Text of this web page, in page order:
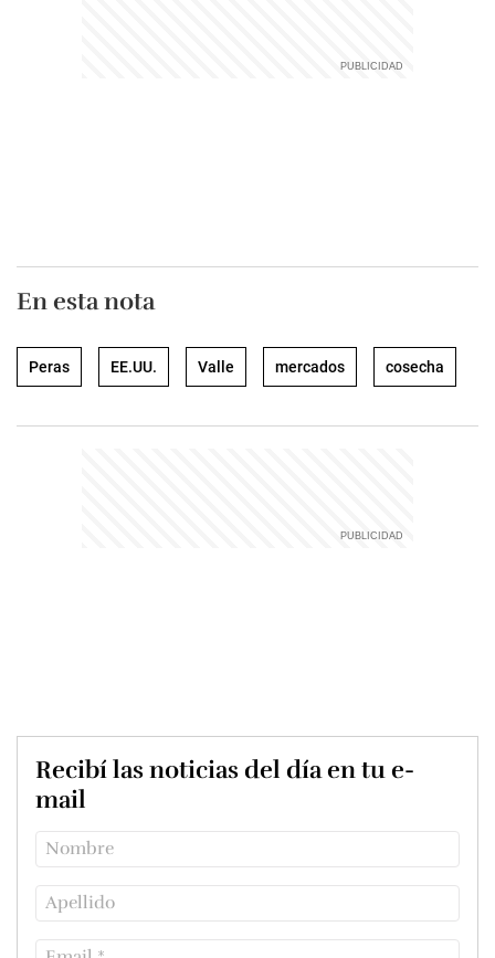
En esta nota
Peras EE.UU. Valle mercados cosecha
Recibí las noticias del día en tu e-
mail